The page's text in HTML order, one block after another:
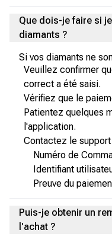
Que dois-je faire si
diamants ?
Si vos diamants ne
Veuillez confirmer
correct a été saisi.
Vérifiez que le
Patientez quelques
l'application.
Contactez le
Numéro de
Identifiant
Preuve du
Puis-je obtenir un
l'achat ?